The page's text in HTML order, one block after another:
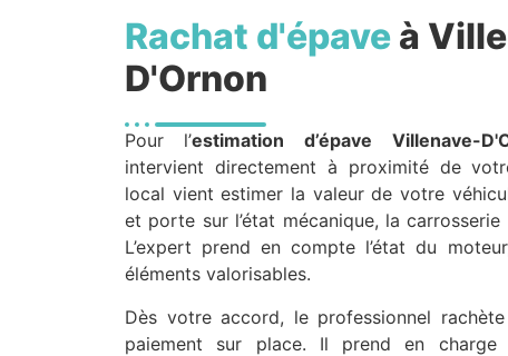
Rachat d'épave à
D'Ornon
Pour l’estimation d’épave Villenave-
intervient directement à proximité de
local vient estimer la valeur de votre
et porte sur l’état mécanique, la
L’expert prend en compte l’état du
éléments valorisables.
Dès votre accord, le professionnel
paiement sur place. Il prend en